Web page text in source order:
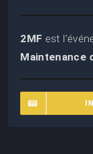
2MF est
Maintenance